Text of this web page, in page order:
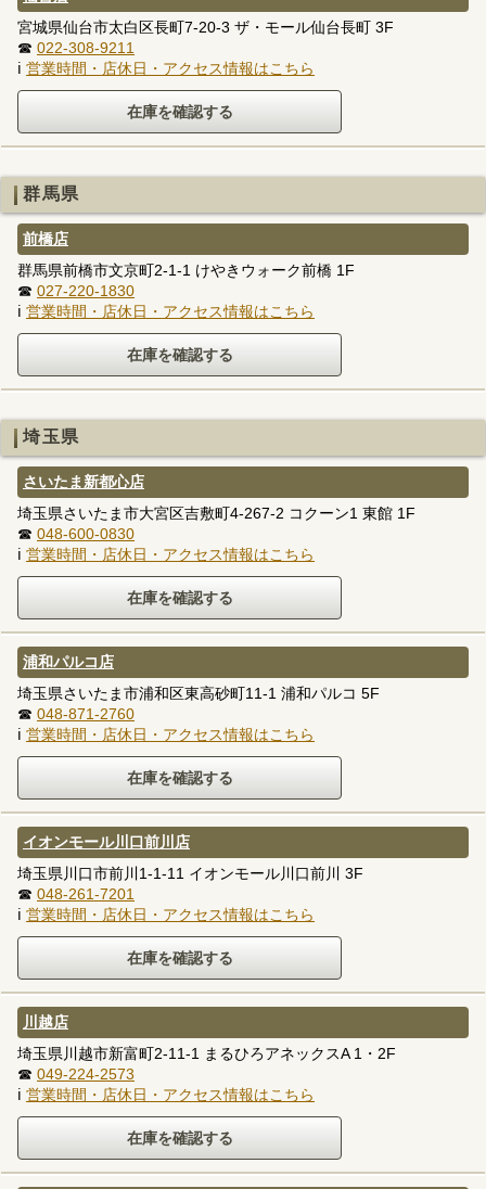
宮城県仙台市太白区長町7-20-3 ザ・モール仙台長町 3F
☎ 022-308-9211
ℹ 営業時間・店休日・アクセス情報はこちら
群馬県
前橋店
群馬県前橋市文京町2-1-1 けやきウォーク前橋 1F
☎ 027-220-1830
ℹ 営業時間・店休日・アクセス情報はこちら
埼玉県
さいたま新都心店
埼玉県さいたま市大宮区吉敷町4-267-2 コクーン1 東館 1F
☎ 048-600-0830
ℹ 営業時間・店休日・アクセス情報はこちら
浦和パルコ店
埼玉県さいたま市浦和区東高砂町11-1 浦和パルコ 5F
☎ 048-871-2760
ℹ 営業時間・店休日・アクセス情報はこちら
イオンモール川口前川店
埼玉県川口市前川1-1-11 イオンモール川口前川 3F
☎ 048-261-7201
ℹ 営業時間・店休日・アクセス情報はこちら
川越店
埼玉県川越市新富町2-11-1 まるひろアネックスA 1・2F
☎ 049-224-2573
ℹ 営業時間・店休日・アクセス情報はこちら